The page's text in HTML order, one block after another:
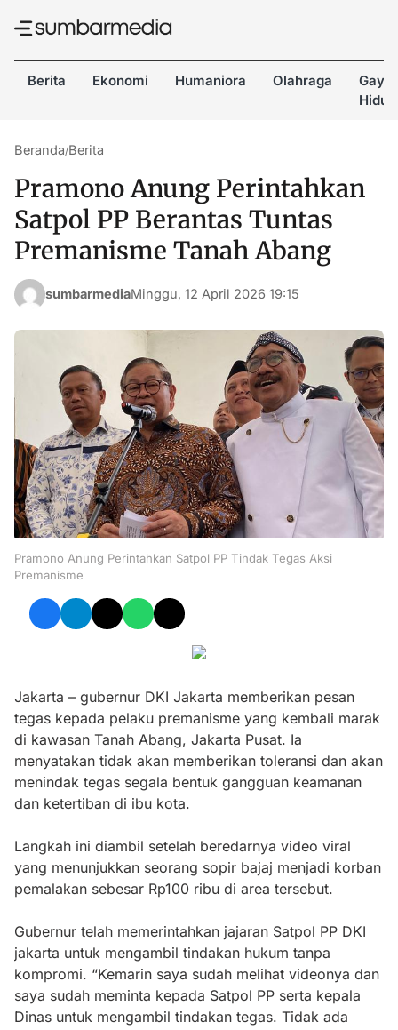
Berita Ekonomi Humaniora Olahraga
Gaya
Hidup
Beranda/Berita
Pramono Anung Perintahkan
Satpol PP Berantas Tuntas
Premanisme Tanah Abang
sumbarmediaMinggu, 12 April 2026 19:15
Pramono Anung Perintahkan Satpol PP Tindak Tegas Aksi
Premanisme
Jakarta – gubernur DKI Jakarta memberikan pesan
tegas kepada pelaku premanisme yang kembali marak
di kawasan Tanah Abang, Jakarta Pusat. Ia
menyatakan tidak akan memberikan toleransi dan akan
menindak tegas segala bentuk gangguan keamanan
dan ketertiban di ibu kota.
Langkah ini diambil setelah beredarnya video viral
yang menunjukkan seorang sopir bajaj menjadi korban
pemalakan sebesar Rp100 ribu di area tersebut.
Gubernur telah memerintahkan jajaran Satpol PP DKI
jakarta untuk mengambil tindakan hukum tanpa
kompromi. “Kemarin saya sudah melihat videonya dan
saya sudah meminta kepada Satpol PP serta kepala
Dinas untuk mengambil tindakan tegas. Tidak ada